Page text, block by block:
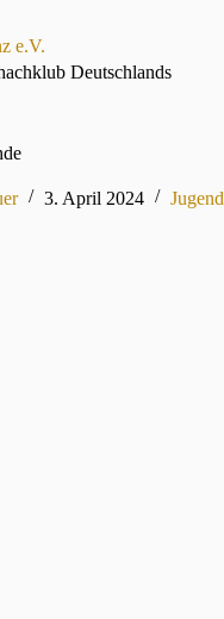
e.V.
Deutschlands
3. April 2024 Jugend